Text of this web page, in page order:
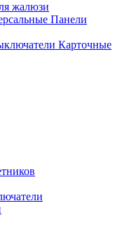
жалюзи
Панели
Карточные